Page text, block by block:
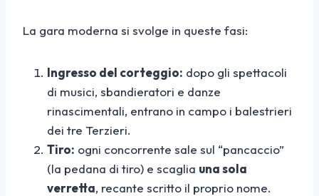
La gara moderna si svolge in queste fasi:
Ingresso del corteggio: dopo gli spettacoli
di musici, sbandieratori e danze
rinascimentali, entrano in campo i balestrieri
dei tre Terzieri.
Tiro: ogni concorrente sale sul “pancaccio”
(la pedana di tiro) e scaglia una sola
verretta, recante scritto il proprio nome.